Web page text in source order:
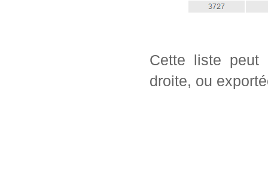
Cette liste
droite, ou